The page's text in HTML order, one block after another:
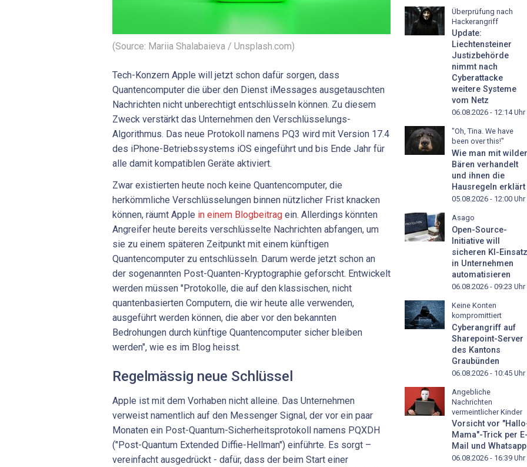
(Source: Mariia Shalabaieva / Unsplash.com)
Tech-Konzern Apple will jetzt schon dafür sorgen, dass
Quantencomputer die über den Dienst iMessages ausgetauschten
Nachrichten nicht unberechtigt entschlüsseln können. Zu diesem
Zweck verstärkt das Unternehmen den Verschlüsselungs-
Algorithmus. Das neue Protokoll namens PQ3 wird mit Version 17.4
des iPhone-Betriebssystems iOS eingeführt und bis Ende Jahr für
alle damit kompatiblen Geräte aktiviert.
Zwar existierten heute noch keine Quantencomputer, die
herkömmliche Verschlüsselungen binnen nützlicher Frist knacken
können, räumt Apple in einem Blogbeitrag ein. Allerdings könnten
Angreifer heute bereits verschlüsselte Nachrichten abfangen, um
sie zu einem späteren Zeitpunkt mit einem künftigen
Quantencomputer zu entschlüsseln. Darum werde jetzt schon an
der sogenannten Post-Quanten-Kryptographie geforscht. Entwickelt
werden müssen "Protokolle, die auf den klassischen, nicht
quantenbasierten Computern, die wir heute alle verwenden,
ausgeführt werden können, die aber vor den bekannten
Bedrohungen durch künftige Quantencomputer sicher bleiben
werden", wie es im Blog heisst.
Regelmässig neue Schlüssel
Apple ist mit dem Vorhaben nicht alleine. Das Unternehmen
verweist namentlich auf den Messenger Signal, der vor ein paar
Monaten ein Post-Quantum-Sicherheitsprotokoll namens PQXDH
("Post-Quantum Extended Diffie-Hellman") einführte. Es sorgt –
vereinfacht ausgedrückt - dafür, dass der beim Start einer
Überprüfung nach
Hackerangriff
Update:
Liechtensteiner
Justizbehörde
nimmt nach
Cyberattacke
weitere Systeme
vom Netz
06.08.2026 - 12:14Uhr
"Oh, Tina. We have
been over this!"
Wie man mit
Bären verhandelt
und ihnen die
Hausregeln erklärt
05.08.2026 - 12:00 Uhr
Asago
Open-Source-
Initiative will
sicheren KI-Einsatz
in Unternehmen
automatisieren
06.08.2026 - 09:23 Uhr
Keine Konten
kompromittiert
Cyberangriff auf
Sharepoint-Server
des Kantons
Graubünden
06.08.2026 - 10:45 Uhr
Angebliche
Nachrichten
vermeintlicher Kinder
Vorsicht vor
Mama"-Trick per
Mail und Whatsapp
06.08.2026 - 16:39 Uhr